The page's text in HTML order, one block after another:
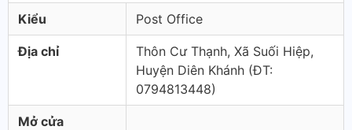
Kiểu Post Office
Địa chỉ
Thôn Cư Thạnh, Xã Suối Hiệp,
Huyện Diên Khánh (ÐT:
0794813448)
Mở cửa